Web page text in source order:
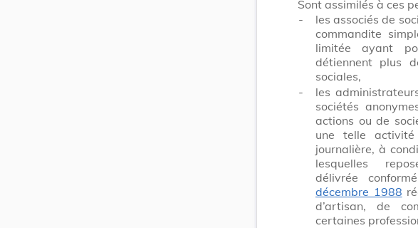
Sont assimilés à ces
-
les associés de
commandite
limitée ayant
détiennent plus
sociales,
-
les
sociétés
actions ou de
une telle
journalière, à
lesquelles
délivrée
décembre 1988
d’artisan, de
certaines